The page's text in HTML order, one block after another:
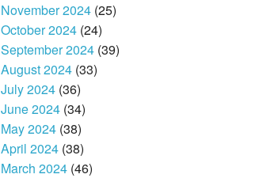
November 2024(25)
October 2024(24)
September 2024(39)
August 2024(33)
July 2024(36)
June 2024(34)
May 2024(38)
April 2024(38)
March 2024(46)